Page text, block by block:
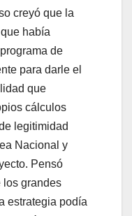
creyó que la
había
de
para darle el
que
cálculos
legitimidad
Nacional y
Pensó
los grandes
estrategia podía